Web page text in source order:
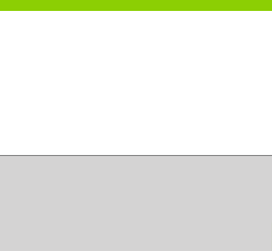
Direkt zum Inhalt